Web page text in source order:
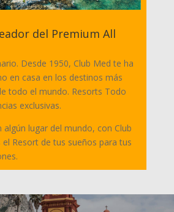
del Premium All
Desde 1950, Club Med te ha
en casa en los destinos más
todo el mundo. Resorts Todo
exclusivas.
algún lugar del mundo, con Club
Resort de tus sueños para tus